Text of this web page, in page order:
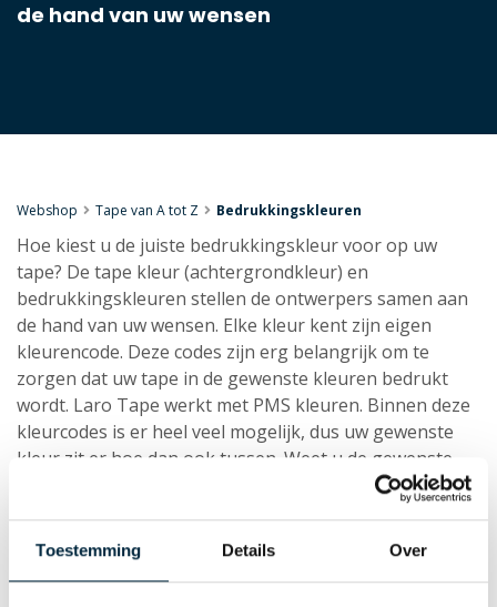
Toestemming Details Over
de hand van uw wensen
Webshop Tape van A tot Z Bedrukkingskleuren
Hoe kiest u de juiste bedrukkingskleur voor op uw
tape? De tape kleur (achtergrondkleur) en
bedrukkingskleuren stellen de ontwerpers samen aan
de hand van uw wensen. Elke kleur kent zijn eigen
kleurencode. Deze codes zijn erg belangrijk om te
zorgen dat uw tape in de gewenste kleuren bedrukt
wordt. Laro Tape werkt met PMS kleuren. Binnen deze
kleurcodes is er heel veel mogelijk, dus uw gewenste
kleur zit er hoe dan ook tussen. Weet u de gewenste
Tape van A tot Z